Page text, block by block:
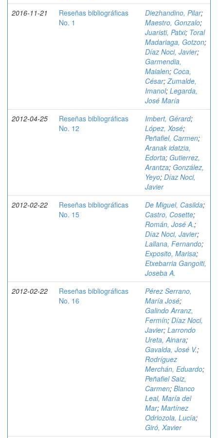
2016-11-21
Reseñas bibliográficas
No. 1
Diezhandino, Pilar;
Maestro, Gonzalo;
Juaristi, Patxi; Toral
Madariaga, Gotzon;
Díaz Noci, Javier;
Garmendia,
Maialen; Coca,
César;Zumalde,
Imanol; Legarda,
José María
2012-04-25
Reseñas bibliográficas
No. 12
Imbert, Gérard;
López, Xosé;
Peñafiel, Carmen;
Aranak idatzia,
Edorta; Gutierrez,
Arantza; González,
Yeyo; Díaz Noci,
Javier
2012-02-22
Reseñas bibliográficas
No. 15
De Miguel, Casilda;
Castro, Cosette;
Román, José A.;
Díaz Noci, Javier;
Lallana, Fernando;
Exposito, Marisa;
Etxebarria Gangoiti,
Joseba A.
2012-02-22
Reseñas bibliográficas
No. 16
Pérez Serrano,
María José;
Galindo Arranz,
Fermín; Díaz Noci,
Javier; Larrondo
Ureta, Ainara;
Gavalda, José V.;
Rodríguez
Merchán, Eduardo;
Peñafiel Saiz,
Carmen; Blanco
Leal, María del
Mar; Martínez
Odriozola, Lucía;
Giró, Xavier